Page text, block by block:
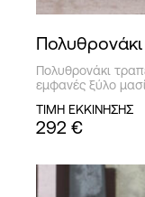
Πολυθρονάκι
εμφανές ξύλο
ΤΙΜΗ ΕΚΚΙΝΗΣΗΣ
292 €